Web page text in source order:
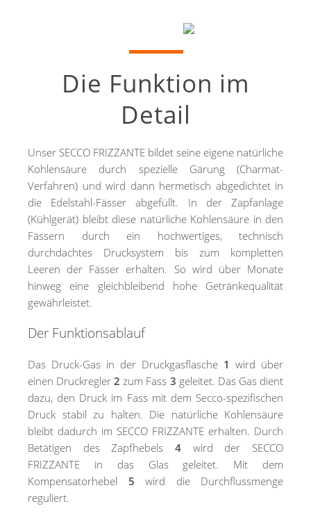
Die Funktion im
Detail
Unser SECCO FRIZZANTE bildet seine eigene natürliche
Kohlensäure durch spezielle Gärung (Charmat-
Verfahren) und wird dann hermetisch abgedichtet in
die Edelstahl-Fässer abgefüllt. In der Zapfanlage
(Kühlgerät) bleibt diese natürliche Kohlensäure in den
Fässern durch ein hochwertiges, technisch
durchdachtes Drucksystem bis zum kompletten
Leeren der Fässer erhalten. So wird über Monate
hinweg eine gleichbleibend hohe Getränkequalität
gewährleistet.
Der Funktionsablauf
Das Druck-Gas in der Druckgasflasche 1 wird über
einen Druckregler2 zum Fass 3 geleitet. Das Gas dient
dazu, den Druck im Fass mit dem Secco-spezifischen
Druck stabil zu halten. Die natürliche Kohlensäure
bleibt dadurch im SECCO FRIZZANTE erhalten. Durch
Betätigen des Zapfhebels 4 wird der SECCO
FRIZZANTE in das Glas geleitet. Mit dem
Kompensatorhebel 5 wird die Durchflussmenge
reguliert.